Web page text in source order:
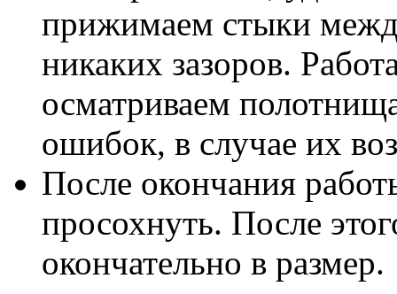
прижимаем стыки
никаких зазоров.
осматриваем
ошибок, в случае их
После окончания
просохнуть. После
окончательно в размер.